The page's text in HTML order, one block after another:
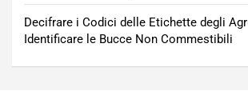
Decifrare i Codici delle Etichette degli
Identificare le Bucce Non Commestibili